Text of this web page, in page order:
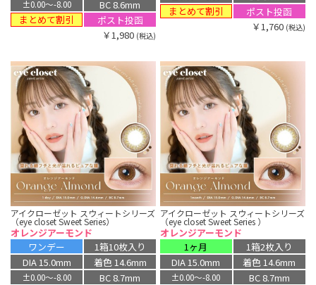
±0.00〜-8.00
BC 8.6mm
まとめて割引
ポスト投函
￥1,980 (税込)
まとめて割引
ポスト投函
￥1,760 (税込)
アイクローゼット スウィートシリーズ
（eye closet Sweet Series）
オレンジアーモンド
ワンデー
1箱10枚入り
DIA 15.0mm
着色 14.6mm
±0.00〜-8.00
BC 8.7mm
アイクローゼット スウィートシリーズ
（eye closet Sweet Series ）
オレンジアーモンド
1ヶ月
1箱2枚入り
DIA 15.0mm
着色 14.6mm
±0.00〜-8.00
BC 8.7mm